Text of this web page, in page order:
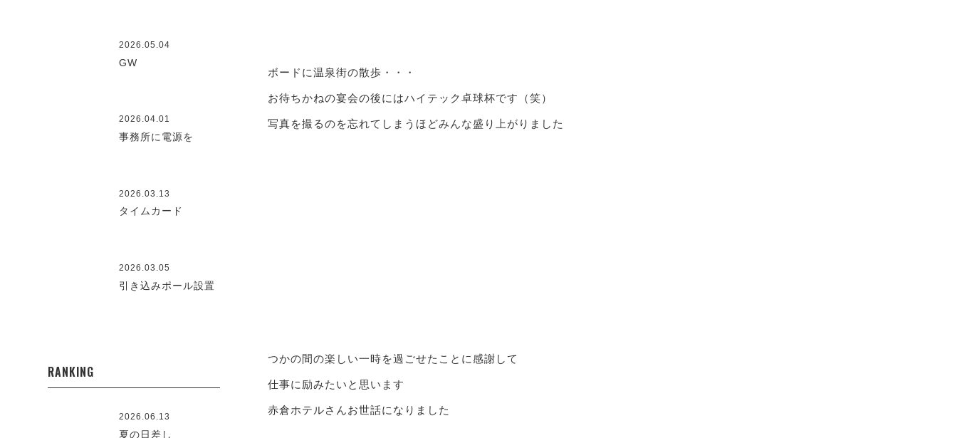
ボードに温泉街の散歩・・・
お待ちかねの宴会の後にはハイテック卓球杯です（笑）
写真を撮るのを忘れてしまうほどみんな盛り上がりました
つかの間の楽しい一時を過ごせたことに感謝して
仕事に励みたいと思います
赤倉ホテルさんお世話になりました
2026.05.04
GW
2026.04.01
事務所に電源を
2026.03.13
タイムカード
2026.03.05
引き込みポール設置
RANKING
2026.06.13
夏の日差し